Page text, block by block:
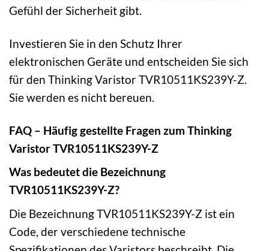
Gefühl der Sicherheit gibt.
Investieren Sie in den Schutz Ihrer
elektronischen Geräte und entscheiden Sie sich
für den Thinking Varistor TVR10511KS239Y-Z.
Sie werden es nicht bereuen.
FAQ – Häufig gestellte Fragen zum Thinking
Varistor TVR10511KS239Y-Z
Was bedeutet die Bezeichnung
TVR10511KS239Y-Z?
Die Bezeichnung TVR10511KS239Y-Z ist ein
Code, der verschiedene technische